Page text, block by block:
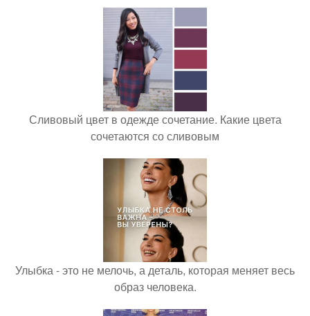
Сливовый цвет в одежде сочетание. Какие цвета
сочетаются со сливовым
Улыбка - это не мелочь, а деталь, которая меняет весь
образ человека.